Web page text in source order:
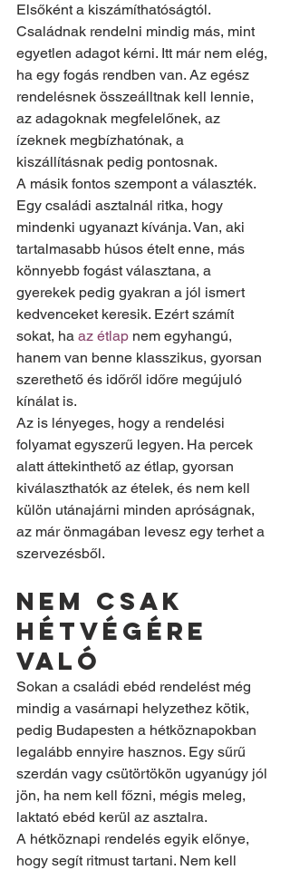
Elsőként a kiszámíthatóságtól.
Családnak rendelni mindig más, mint
egyetlen adagot kérni. Itt már nem elég,
ha egy fogás rendben van. Az egész
rendelésnek összeálltnak kell lennie,
az adagoknak megfelelőnek, az
ízeknek megbízhatónak, a
kiszállításnak pedig pontosnak.
A másik fontos szempont a választék.
Egy családi asztalnál ritka, hogy
mindenki ugyanazt kívánja. Van, aki
tartalmasabb húsos ételt enne, más
könnyebb fogást választana, a
gyerekek pedig gyakran a jól ismert
kedvenceket keresik. Ezért számít
sokat, ha az étlap nem egyhangú,
hanem van benne klasszikus, gyorsan
szerethető és időről időre megújuló
kínálat is.
Az is lényeges, hogy a rendelési
folyamat egyszerű legyen. Ha percek
alatt áttekinthető az étlap, gyorsan
kiválaszthatók az ételek, és nem kell
külön utánajárni minden apróságnak,
az már önmagában levesz egy terhet a
szervezésből.
Nem csak
hétvégére
való
Sokan a családi ebéd rendelést még
mindig a vasárnapi helyzethez kötik,
pedig Budapesten a hétköznapokban
legalább ennyire hasznos. Egy sűrű
szerdán vagy csütörtökön ugyanúgy jól
jön, ha nem kell főzni, mégis meleg,
laktató ebéd kerül az asztalra.
A hétköznapi rendelés egyik előnye,
hogy segít ritmust tartani. Nem kell